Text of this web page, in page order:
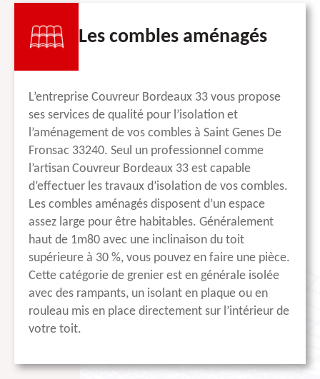
Les combles aménagés
L’entreprise Couvreur Bordeaux 33 vous propose
ses services de qualité pour l’isolation et
l’aménagement de vos combles à Saint Genes De
Fronsac 33240. Seul un professionnel comme
l’artisan Couvreur Bordeaux 33 est capable
d’effectuer les travaux d’isolation de vos combles.
Les combles aménagés disposent d’un espace
assez large pour être habitables. Généralement
haut de 1m80 avec une inclinaison du toit
supérieure à 30 %, vous pouvez en faire une pièce.
Cette catégorie de grenier est en générale isolée
avec des rampants, un isolant en plaque ou en
rouleau mis en place directement sur l’intérieur de
votre toit.